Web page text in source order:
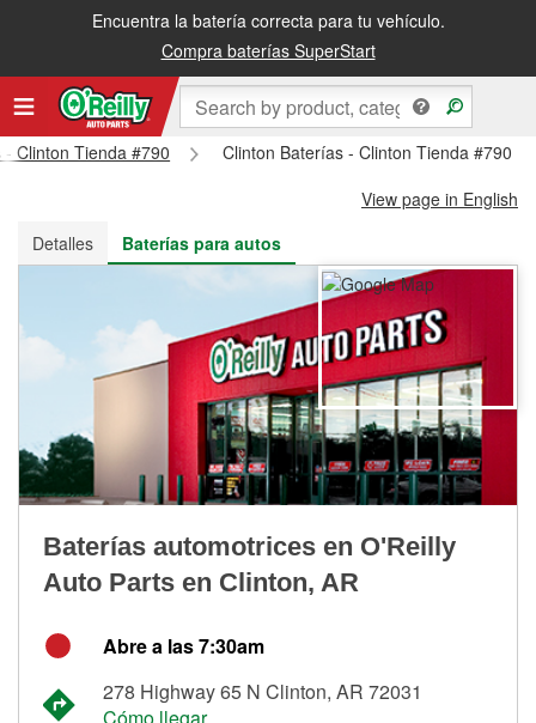
Encuentra la batería correcta para tu vehículo.
Compra baterías SuperStart
Recibe tu orden gratis al día siguiente o recógela en la tienda
Clinton Tienda #790
Clinton Baterías - Clinton Tienda #790
View page in English
Detalles
Baterías para autos
Baterías automotrices en O'Reilly
Auto Parts en Clinton, AR
Abre a las 7:30am
278 Highway 65 N Clinton, AR 72031